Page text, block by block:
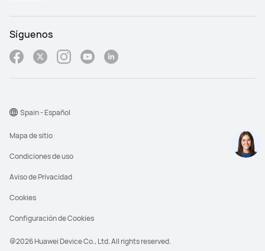
Síguenos
@2026 Huawei Device Co., Ltd. All rights reserved.
Mapa de sitio
Condiciones de uso
Aviso de Privacidad
Cookies
Configuración de Cookies
Spain - Español